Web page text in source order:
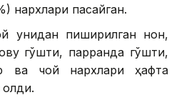
нархлари пасайган.
унидан пиширилган нон,
гўшти, парранда гўшти,
ва чой нархлари ҳафта